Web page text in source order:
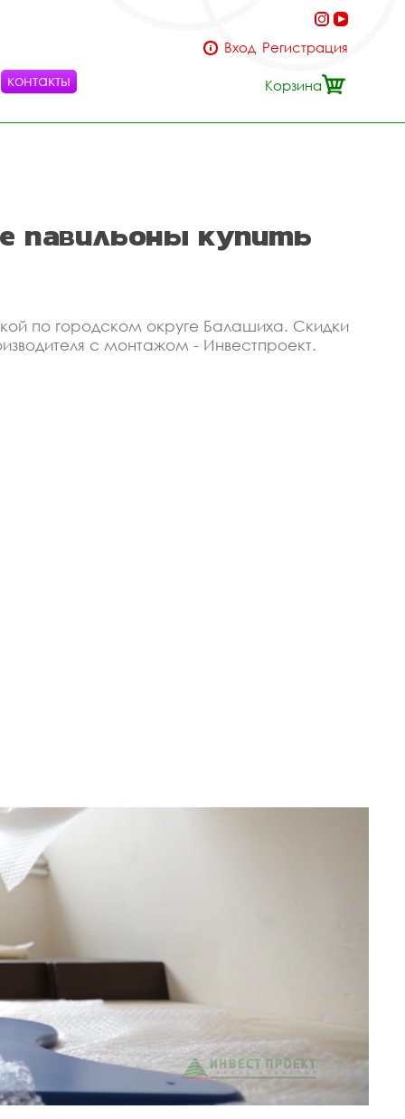
контакты
Вход Регистрация
Корзина
павильоны купить
по городском округе Балашиха. Скидки
с монтажом - Инвестпроект.